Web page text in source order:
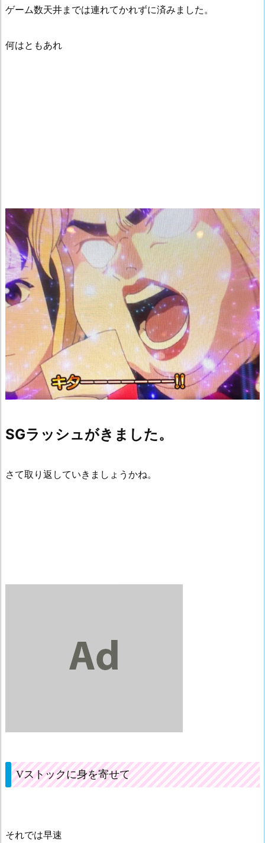
ゲーム数天井までは連れてかれずに済みました。
何はともあれ
SGラッシュがきました。
さて取り返していきましょうかね。
Vストックに身を寄せて
それでは早速